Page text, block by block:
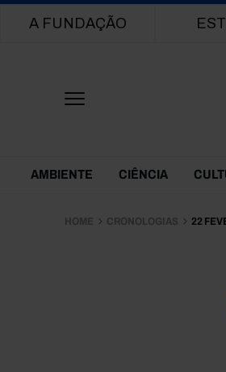
Main navigation
A FUNDAÇÃO
Themes Menu
AMBIENTE CIÊNCIA
HOME CRONOLOGIAS 22